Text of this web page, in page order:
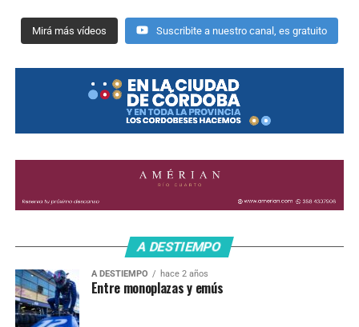
Mirá más vídeos Suscribite a nuestro canal, es gratuito
A DESTIEMPO
A DESTIEMPO hace 2 años
Entre monoplazas y emús